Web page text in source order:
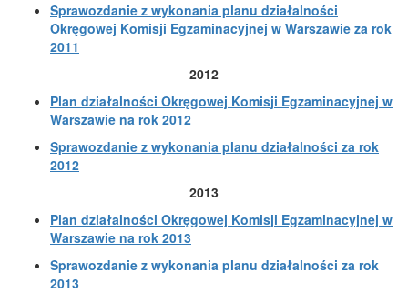
Sprawozdanie z wykonania planu działalności
Okręgowej Komisji Egzaminacyjnej w Warszawie za rok
2011
2012
Plan działalności Okręgowej Komisji Egzaminacyjnej w
Warszawie na rok 2012
Sprawozdanie z wykonania planu działalności za rok
2012
2013
Plan działalności Okręgowej Komisji Egzaminacyjnej w
Warszawie na rok 2013
Sprawozdanie z wykonania planu działalności za rok
2013